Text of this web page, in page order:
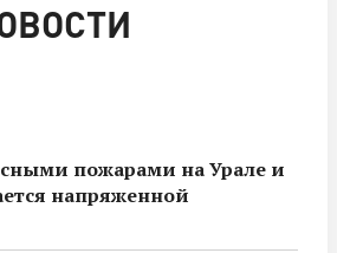
пожарами на Урале и
напряженной